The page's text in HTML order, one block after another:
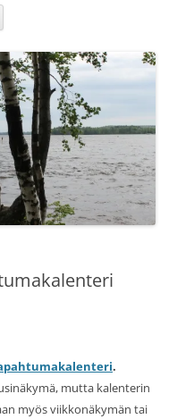
.
mutta kalenterin
myös viikkonäkymän tai